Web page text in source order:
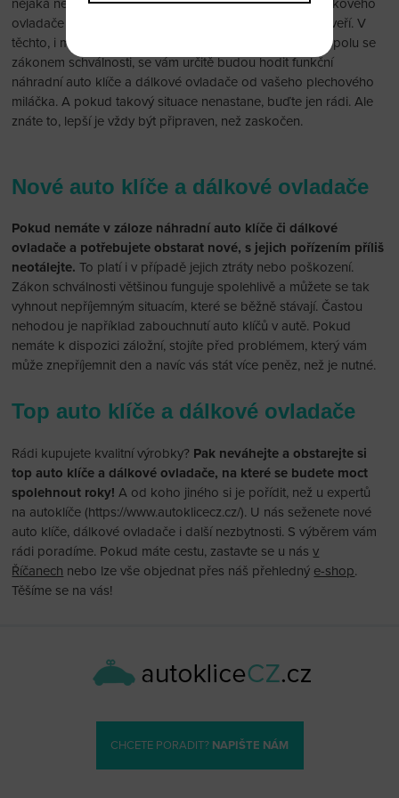
nějaká nepříjemnost v podobě nefungujícího klíče či dálkového
ovladače od vašeho auta, nebo třeba zabouchnutých dveří. V
těchto, i mnoha dalších situací, které vymyslí sám život, spolu se
zákonem schválnosti, se vám určitě budou hodit funkční
náhradní auto klíče a dálkové ovladače od vašeho plechového
miláčka. A pokud takový situace nenastane, buďte jen rádi. Ale
znáte to, lepší je vždy být připraven, než zaskočen.
Nové auto klíče a dálkové ovladače
Pokud nemáte v záloze náhradní auto klíče či dálkové
ovladače a potřebujete obstarat nové, s jejich pořízením příliš
neotálejte. To platí i v případě jejich ztráty nebo poškození.
Zákon schválnosti většinou funguje spolehlivě a můžete se tak
vyhnout nepříjemným situacím, které se běžně stávají. Častou
nehodou je například zabouchnutí auto klíčů v autě. Pokud
nemáte k dispozici záložní, stojíte před problémem, který vám
může znepříjemnit den a navíc vás stát více peněz, než je nutné.
Top auto klíče a dálkové ovladače
Rádi kupujete kvalitní výrobky? Pak neváhejte a obstarejte si
top auto klíče a dálkové ovladače, na které se budete moct
spolehnout roky! A od koho jiného si je pořídit, než u expertů
na autoklíče (https://www.autoklicecz.cz/). U nás seženete nové
auto klíče, dálkové ovladače i další nezbytnosti. S výběrem vám
rádi poradíme. Pokud máte cestu, zastavte se u násv
Říčanech nebo lze vše objednat přes náš přehledný e-shop.
Těšíme se na vás!
CHCETE PORADIT? NAPIŠTE NÁM